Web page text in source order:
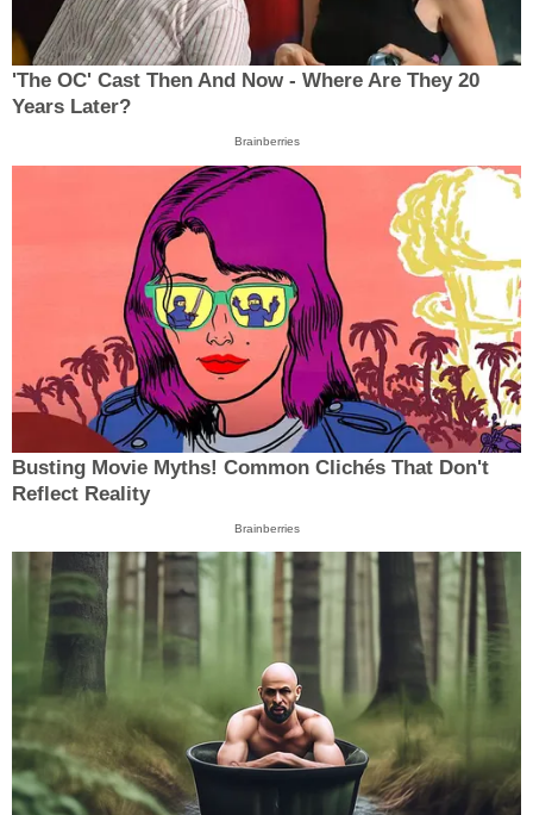
'The OC' Cast Then And Now - Where Are They 20
Years Later?
Brainberries
Busting Movie Myths! Common Clichés That Don't
Reflect Reality
Brainberries